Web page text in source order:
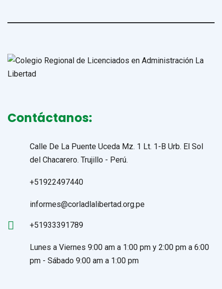
Contáctanos:
Calle De La Puente Uceda Mz. 1 Lt. 1-B Urb. El Sol
del Chacarero. Trujillo - Perú.
+51922497440
informes@corladlalibertad.org.pe
+51933391789
Lunes a Viernes 9:00 am a 1:00 pm y 2:00 pm a 6:00
pm - Sábado 9:00 am a 1:00 pm